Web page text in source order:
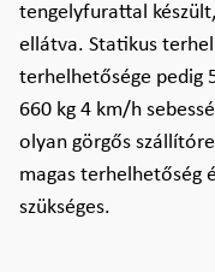
tengelyfurattal
ellátva. Statikus
terhelhetősége pedig
660 kg 4 km/h
olyan görgős
magas terhelhetőség
szükséges.